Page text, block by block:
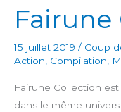
15 juillet 2019 / Coup
Action Compilation
Fairune Collection
dans le même